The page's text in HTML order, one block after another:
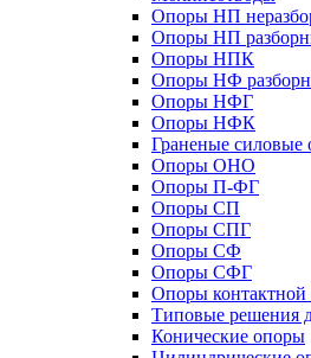
Опоры НП
Опоры НП
Опоры НПК
Опоры НФ
Опоры НФГ
Опоры НФК
Граненые
Опоры ОНО
Опоры П-ФГ
Опоры СП
Опоры СПГ
Опоры СФ
Опоры СФГ
Опоры контактной
Типовые решения
Конические опоры